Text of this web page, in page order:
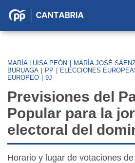
Partido
Cantabria
MARÍA LUISA PEÓN
MARÍA JOSÉ
BURUAGA
PP ELECCIONES
EUROPEO
9J
Previsiones del
Popular para la
electoral del
Horario y lugar de votaciones